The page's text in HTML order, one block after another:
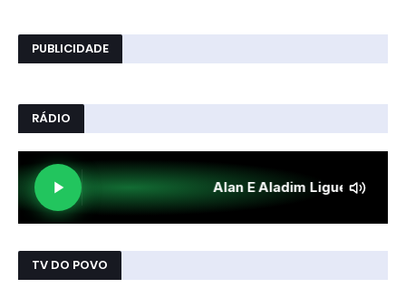
PUBLICIDADE
RÁDIO
TV DO POVO